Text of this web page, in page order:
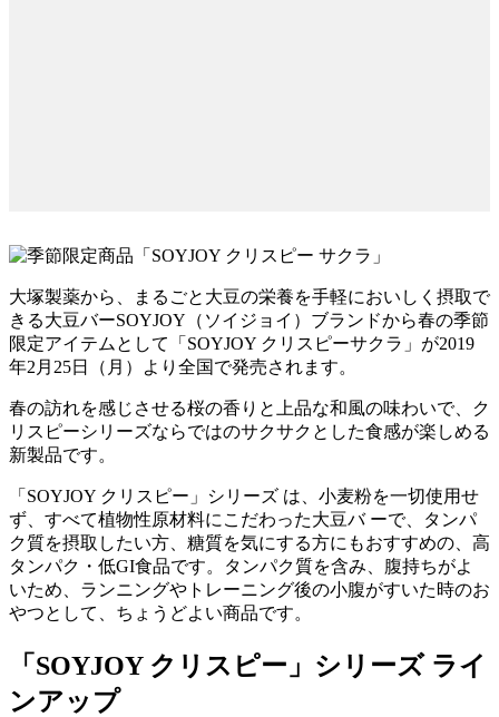
大塚製薬から、まるごと大豆の栄養を手軽においしく摂取で
きる大豆バーSOYJOY（ソイジョイ）ブランドから春の季節
限定アイテムとして「SOYJOY クリスピーサクラ」が2019
年2月25日（月）より全国で発売されます。
春の訪れを感じさせる桜の香りと上品な和風の味わいで、ク
リスピーシリーズならではのサクサクとした食感が楽しめる
新製品です。
「SOYJOY クリスピー」シリーズ は、小麦粉を一切使用せ
ず、すべて植物性原材料にこだわった大豆バ ーで、タンパ
ク質を摂取したい方、糖質を気にする方にもおすすめの、高
タンパク・低GI食品です。タンパク質を含み、腹持ちがよ
いため、ランニングやトレーニング後の小腹がすいた時のお
やつとして、ちょうどよい商品です。
「SOYJOY クリスピー」シリーズ ライ
ンアップ